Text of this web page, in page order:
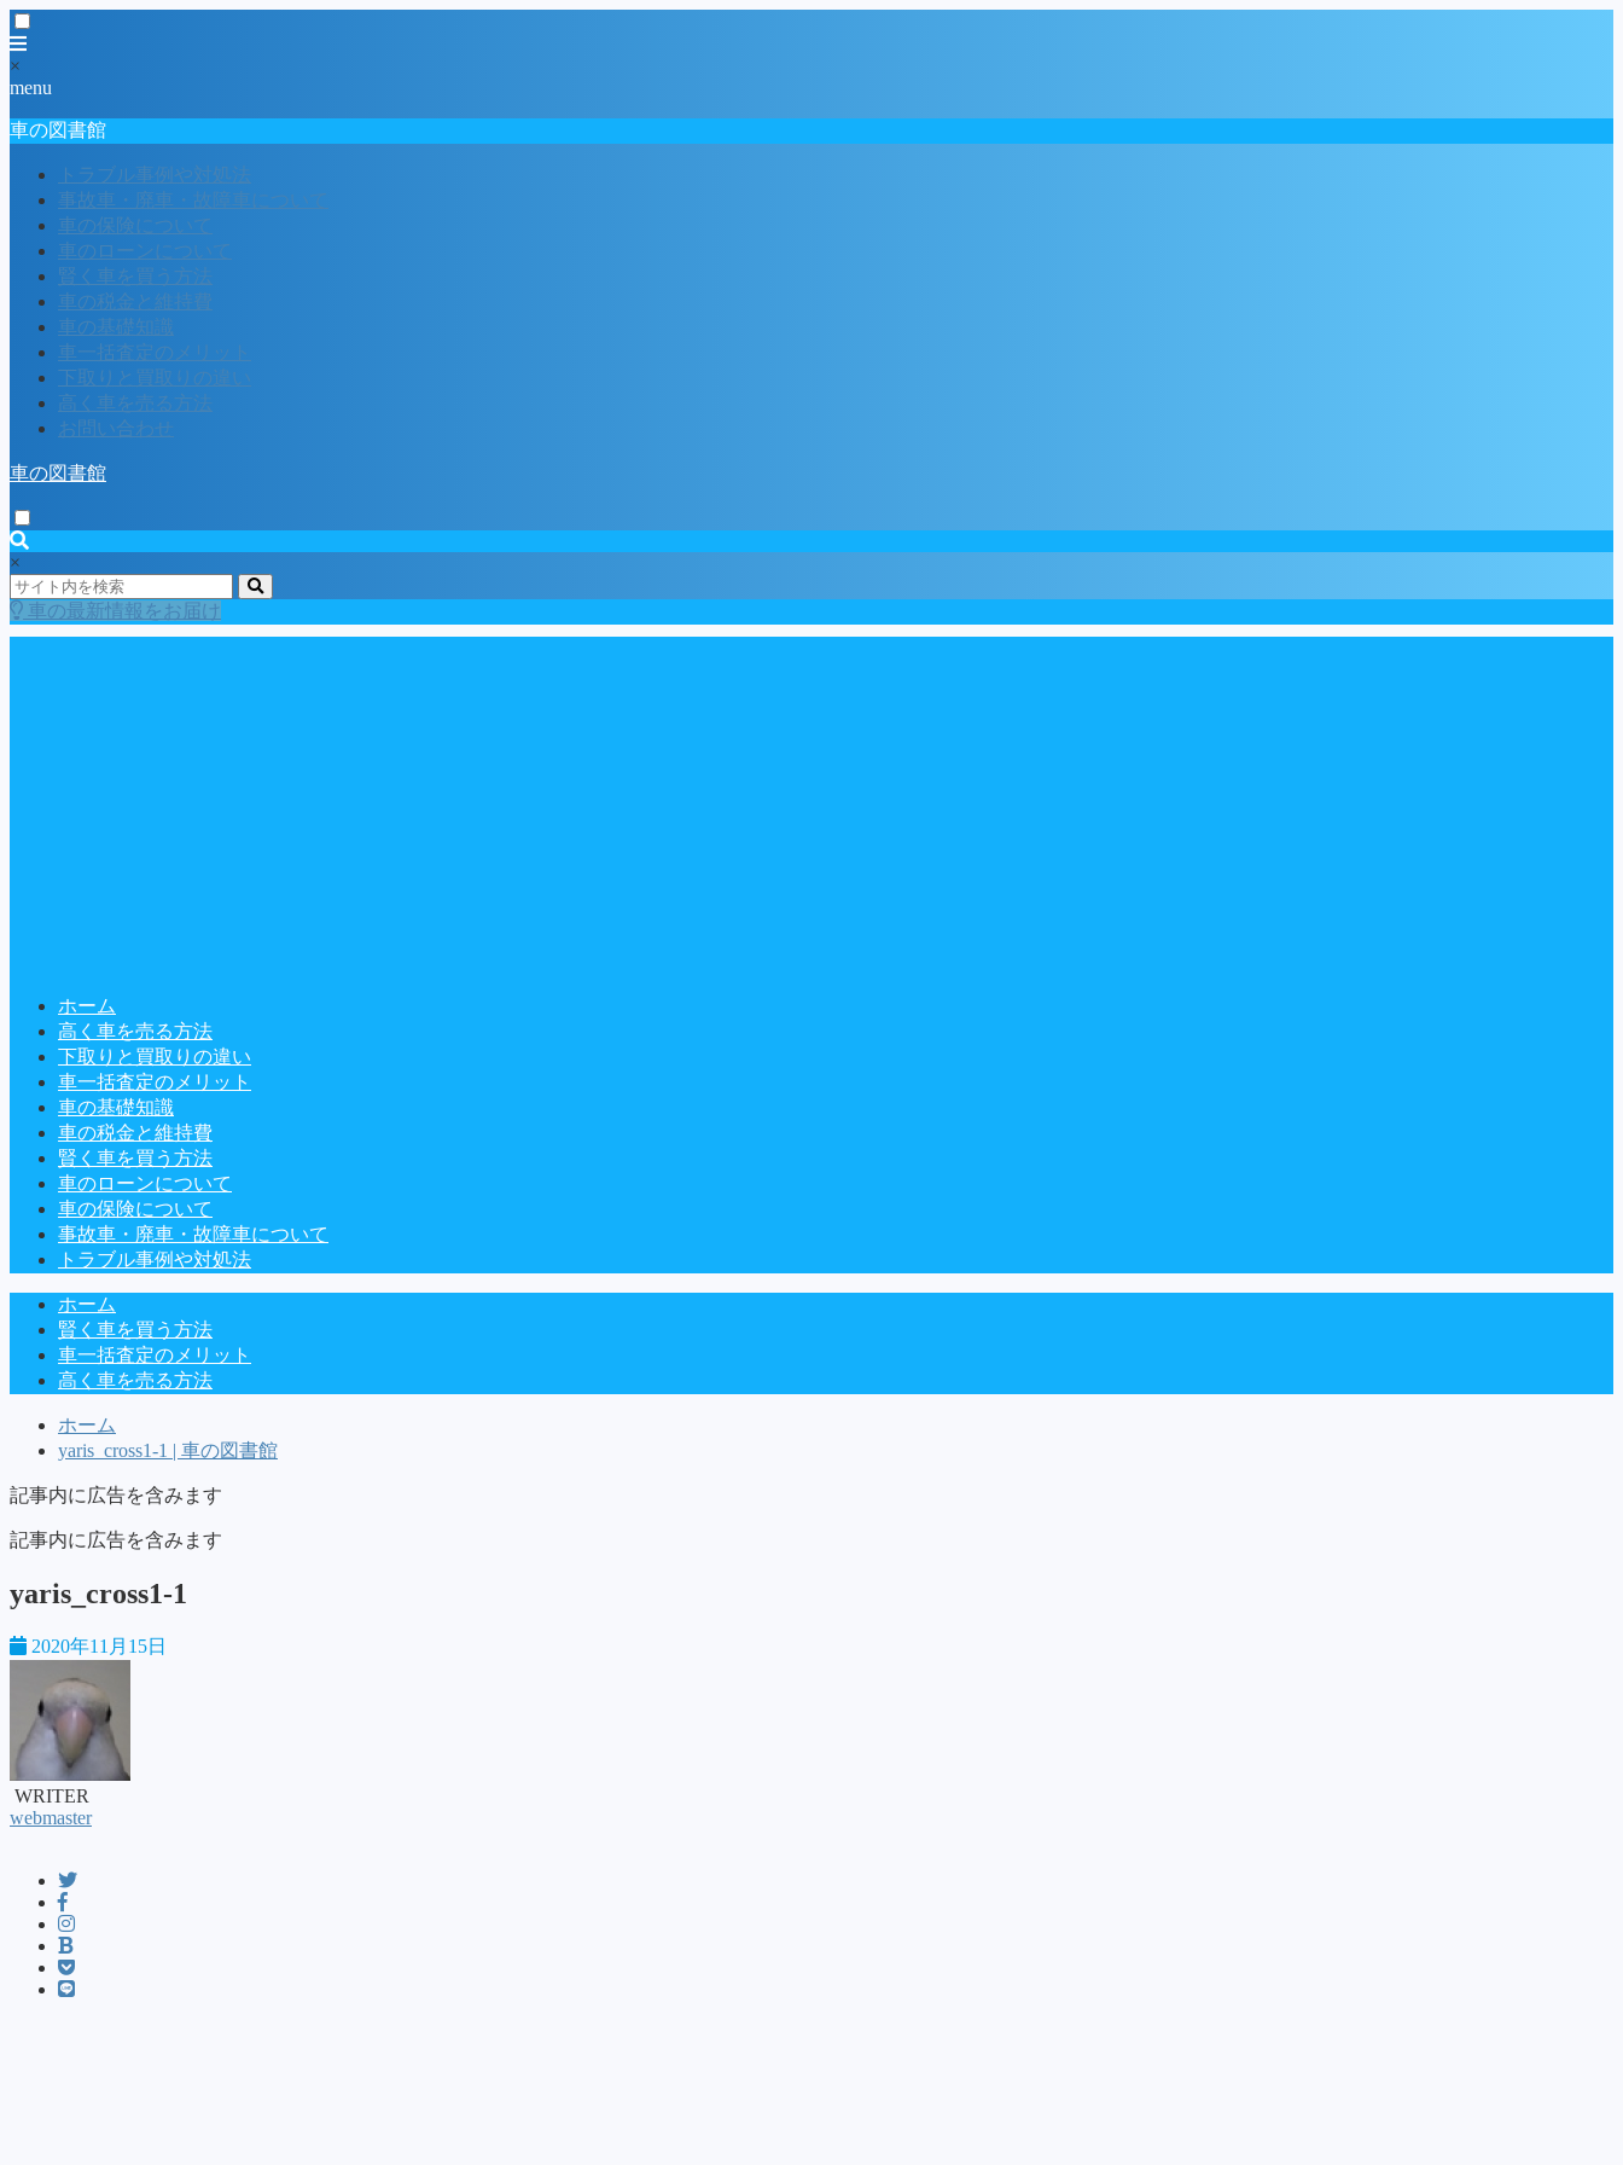
×
menu
車の図書館
トラブル事例や対処法
事故車・廃車・故障車について
車の保険について
車のローンについて
賢く車を買う方法
車の税金と維持費
車の基礎知識
車一括査定のメリット
下取りと買取りの違い
高く車を売る方法
お問い合わせ
車の図書館
×
車の最新情報をお届け
ホーム
高く車を売る方法
下取りと買取りの違い
車一括査定のメリット
車の基礎知識
車の税金と維持費
賢く車を買う方法
車のローンについて
車の保険について
事故車・廃車・故障車について
トラブル事例や対処法
ホーム
賢く車を買う方法
車一括査定のメリット
高く車を売る方法
ホーム
yaris_cross1-1 | 車の図書館
記事内に広告を含みます
記事内に広告を含みます
yaris_cross1-1
2020年11月15日
WRITER
webmaster